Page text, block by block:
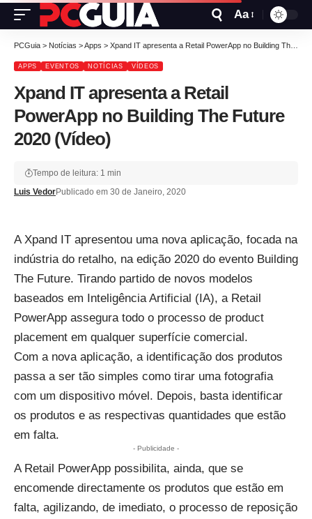
Aa
PCGuia > Notícias >Apps > Xpand IT apresenta a Retail PowerApp no Building The Future 2020 (Vídeo)
APPS EVENTOS NOTÍCIAS VÍDEOS
Xpand IT apresenta a Retail
PowerApp no Building The Future
2020 (Vídeo)
Luis VedorPublicado em 30 de Janeiro, 2020
Tempo de leitura: 1 min
A Xpand IT apresentou uma nova aplicação, focada na
indústria do retalho, na edição 2020 do evento Building
The Future. Tirando partido de novos modelos
baseados em Inteligência Artificial (IA), a Retail
PowerApp assegura todo o processo de product
placement em qualquer superfície comercial.
Com a nova aplicação, a identificação dos produtos
passa a ser tão simples como tirar uma fotografia
com um dispositivo móvel. Depois, basta identificar
os produtos e as respectivas quantidades que estão
em falta.
- Publicidade -
A Retail PowerApp possibilita, ainda, que se
encomende directamente os produtos que estão em
falta, agilizando, de imediato, o processo de reposição